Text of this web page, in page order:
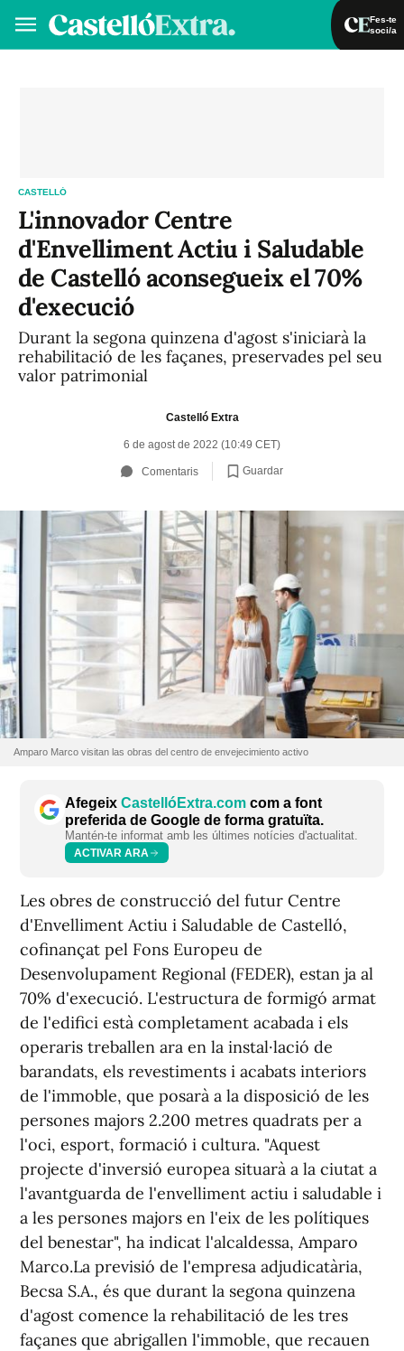
Fes-te
soci/a
CASTELLÓ
L'innovador Centre
d'Envelliment Actiu i Saludable
de Castelló aconsegueix el 70%
d'execució
Durant la segona quinzena d'agost s'iniciarà la
rehabilitació de les façanes, preservades pel seu
valor patrimonial
Castelló Extra
6 de agost de 2022 (10:49 CET)
Comentaris Guardar
Amparo Marco visitan las obras del centro de envejecimiento activo
Afegeix CastellóExtra.com com a font
preferida de Google de forma gratuïta.
Mantén-te informat amb les últimes notícies d'actualitat.
ACTIVAR ARA
Les obres de construcció del futur Centre
d'Envelliment Actiu i Saludable de Castelló,
cofinançat pel Fons Europeu de
Desenvolupament Regional (FEDER), estan ja al
70% d'execució. L'estructura de formigó armat
de l'edifici està completament acabada i els
operaris treballen ara en la instal·lació de
barandats, els revestiments i acabats interiors
de l'immoble, que posarà a la disposició de les
persones majors 2.200 metres quadrats per a
l'oci, esport, formació i cultura. "Aquest
projecte d'inversió europea situarà a la ciutat a
l'avantguarda de l'envelliment actiu i saludable i
a les persones majors en l'eix de les polítiques
del benestar", ha indicat l'alcaldessa, Amparo
Marco.La previsió de l'empresa adjudicatària,
Becsa S.A., és que durant la segona quinzena
d'agost comence la rehabilitació de les tres
façanes que abrigallen l'immoble, que recauen